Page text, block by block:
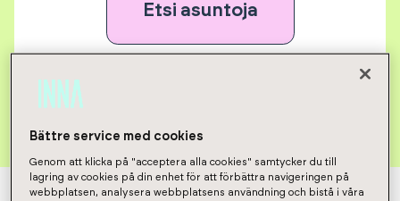
Etsi asuntoja
Näytetään tulokset 1-12 / 1307
Bättre service med cookies
Genom att klicka på "acceptera alla cookies" samtycker du till
lagring av cookies på din enhet för att förbättra navigeringen på
webbplatsen, analysera webbplatsens användning och bistå i våra